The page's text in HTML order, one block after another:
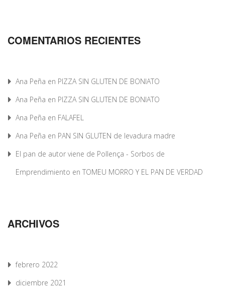
COMENTARIOS RECIENTES
Ana Peña en PIZZA SIN GLUTEN DE BONIATO
Ana Peña en PIZZA SIN GLUTEN DE BONIATO
Ana Peña en FALAFEL
Ana Peña en PAN SIN GLUTEN de levadura madre
El pan de autor viene de Pollença - Sorbos de
Emprendimiento en TOMEU MORRO Y EL PAN DE VERDAD
ARCHIVOS
febrero 2022
diciembre 2021